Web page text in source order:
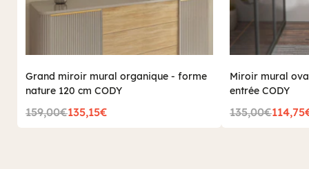
Grand miroir mural organique - forme
nature 120 cm CODY
159,00€135,15€
Miroir mural
entrée CODY
135,00€